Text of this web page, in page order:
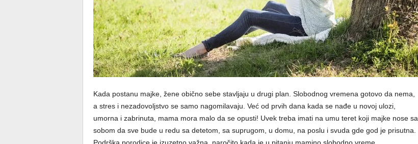
Kada postanu majke, žene obično sebe stavljaju u drugi plan. Slobodnog vremena gotovo da nema,
a stres i nezadovoljstvo se samo nagomilavaju. Već od prvih dana kada se nađe u novoj ulozi,
umorna i zabrinuta, mama mora malo da se opusti! Uvek treba imati na umu teret koji majke nose sa
sobom da sve bude u redu sa detetom, sa suprugom, u domu, na poslu i svuda gde god je prisutna.